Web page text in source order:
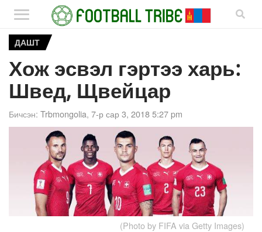
ДАШТ
Хож эсвэл гэртээ харь:
Швед, Щвейцар
Бичсэн: Trbmongolia, 7-р сар 3, 2018 5:27 pm
(Photo by FIFA via Getty Images)